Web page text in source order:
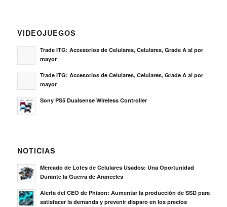
VIDEOJUEGOS
Trade ITG: Accesorios de Celulares, Celulares, Grade A al por
mayor
Trade ITG: Accesorios de Celulares, Celulares, Grade A al por
mayor
Sony PS5 Dualsense Wireless Controller
NOTICIAS
Mercado de Lotes de Celulares Usados: Una Oportunidad
Durante la Guerra de Aranceles
Alerta del CEO de Phison: Aumentar la producción de SSD para
satisfacer la demanda y prevenir disparo en los precios